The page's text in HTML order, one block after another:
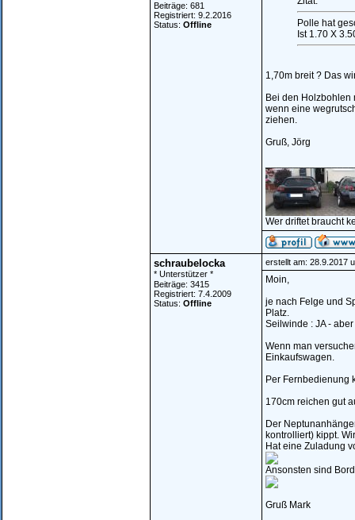
Beiträge: 681
Registriert: 9.2.2016
Status: Offline
Polle hat
Ist 1.70 X
1,70m breit ? Das
Bei den Holzbohlen
wenn eine
ziehen.
Gruß, Jörg
Wer driftet braucht
schraubelocka
* Unterstützer *
Beiträge: 3415
Registriert: 7.4.2009
Status: Offline
erstellt am: 28.9.2017
Moin,
je nach Felge und
Platz.
Seilwinde : JA -
Wenn man
Einkaufswagen.
Per Fernbedienung
170cm reichen gut
Der
kontrolliert) kippt.
Hat eine Zuladung
Ansonsten sind
Gruß Mark